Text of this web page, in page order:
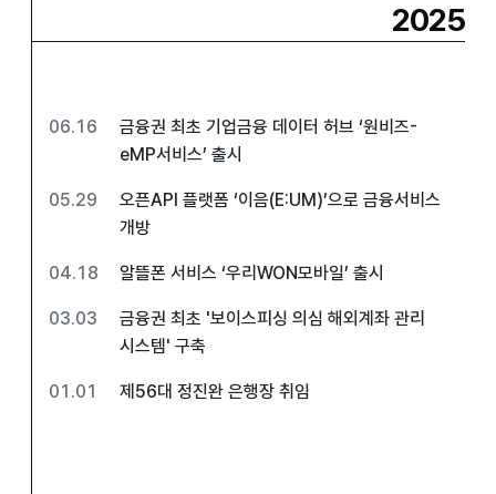
2025
06.16
금융권 최초 기업금융 데이터 허브 ‘원비즈-
eMP서비스’ 출시
05.29
오픈API 플랫폼 ‘이음(E:UM)’으로 금융서비스
개방
04.18 알뜰폰 서비스 ‘우리WON모바일’ 출시
03.03
금융권 최초 '보이스피싱 의심 해외계좌 관리
시스템' 구축
01.01 제56대 정진완 은행장 취임